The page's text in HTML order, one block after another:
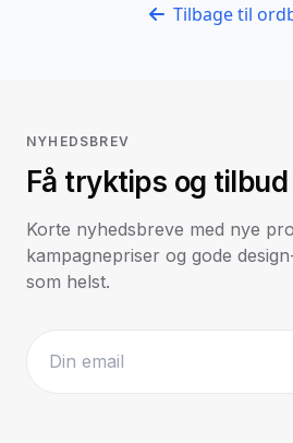
Tilbage til
NYHEDSBREV
Få tryktips og tilbud
Korte nyhedsbreve med nye
kampagnepriser og gode
som helst.